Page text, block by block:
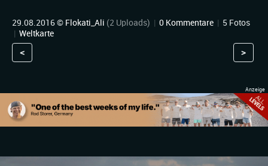
29.08.2016 © Flokati_Ali (2 Uploads) | 0 Kommentare | 5 Fotos
| Weltkarte
< >